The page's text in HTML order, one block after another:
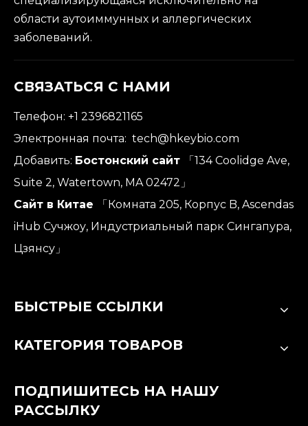
области аутоиммунных и аллергических
заболеваний.
СВЯЗАТЬСЯ С НАМИ
Телефон: +1 2396821165
Электронная почта: tech@hkeybio.com
Добавить: Бостонский сайт
「134 Coolidge Ave,
Suite 2, Watertown, MA 02472」
Сайт в Китае
「Комната 205, Корпус B, Ascendas
iHub Сучжоу, Индустриальный парк Сингапура,
Цзянсу」
БЫСТРЫЕ ССЫЛКИ
КАТЕГОРИЯ ТОВАРОВ
ПОДПИШИТЕСЬ НА НАШУ
РАССЫЛКУ